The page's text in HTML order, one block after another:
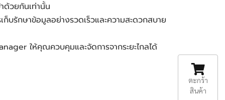
ด้วยกันเท่านั้น
รักษาข้อมูลอย่างรวดเร็วและความสะดวกสบาย
ให้คุณควบคุมและจัดการจากระยะไกลได้
ตะกร้า
สินค้า